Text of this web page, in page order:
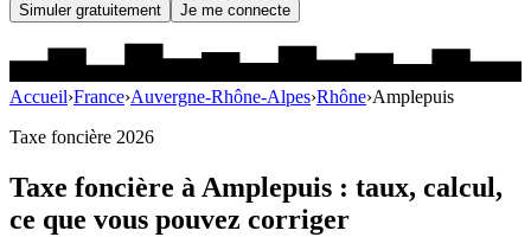
Simuler gratuitement Je me connecte
Accueil›France›Auvergne-Rhône-Alpes›Rhône›Amplepuis
Taxe foncière 2026
Taxe foncière àAmplepuis : taux, calcul,
ce que vous pouvez corriger